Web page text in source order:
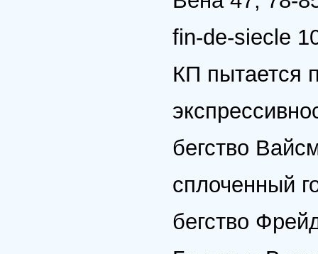
fin-de-siecle
КП пытается
бегство
сплоченный
бегство